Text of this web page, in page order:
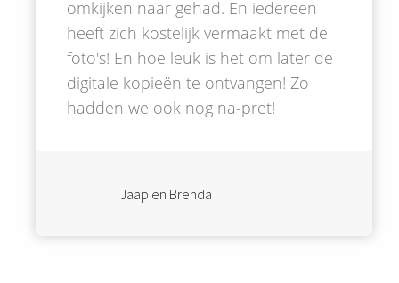
omkijken naar gehad. En iedereen
heeft zich kostelijk vermaakt met de
foto's! En hoe leuk is het om later de
digitale kopieën te ontvangen! Zo
hadden we ook nog na-pret!
Jaap en Brenda